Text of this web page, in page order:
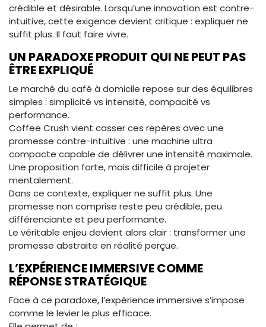
crédible et désirable. Lorsqu’une innovation est contre-
intuitive, cette exigence devient critique : expliquer ne
suffit plus. Il faut faire vivre.
UN PARADOXE PRODUIT QUI NE PEUT PAS
ÊTRE EXPLIQUÉ
Le marché du café à domicile repose sur des équilibres
simples : simplicité vs intensité, compacité vs
performance.
Coffee Crush vient casser ces repères avec une
promesse contre-intuitive : une machine ultra
compacte capable de délivrer une intensité maximale.
Une proposition forte, mais difficile à projeter
mentalement.
Dans ce contexte, expliquer ne suffit plus. Une
promesse non comprise reste peu crédible, peu
différenciante et peu performante.
Le véritable enjeu devient alors clair : transformer une
promesse abstraite en réalité perçue.
L’EXPÉRIENCE IMMERSIVE COMME
RÉPONSE STRATÉGIQUE
Face à ce paradoxe, l’expérience immersive s’impose
comme le levier le plus efficace.